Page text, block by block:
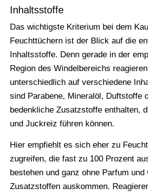
Inhaltsstoffe
Das wichtigste Kriterium bei dem
Feuchttüchern ist der Blick auf die
Inhaltsstoffe. Denn gerade in der
Region des Windelbereichs
unterschiedlich auf verschiedene
sind Parabene, Mineralöl, Duftstoffe
bedenkliche Zusatzstoffe enthalten,
und Juckreiz führen können.
Hier empfiehlt es sich eher zu
zugreifen, die fast zu 100 Prozent
bestehen und ganz ohne Parfum und
Zusatzstoffen auskommen.